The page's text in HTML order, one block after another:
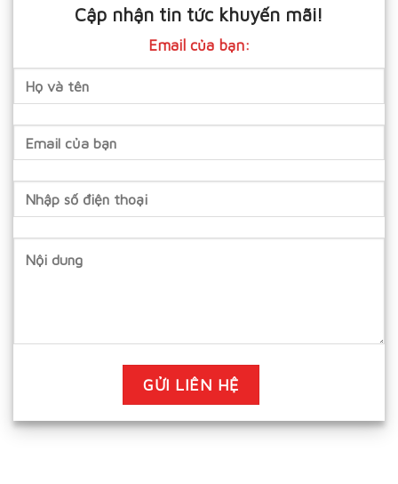
Cập nhận tin tức khuyến mãi!
Email của bạn: